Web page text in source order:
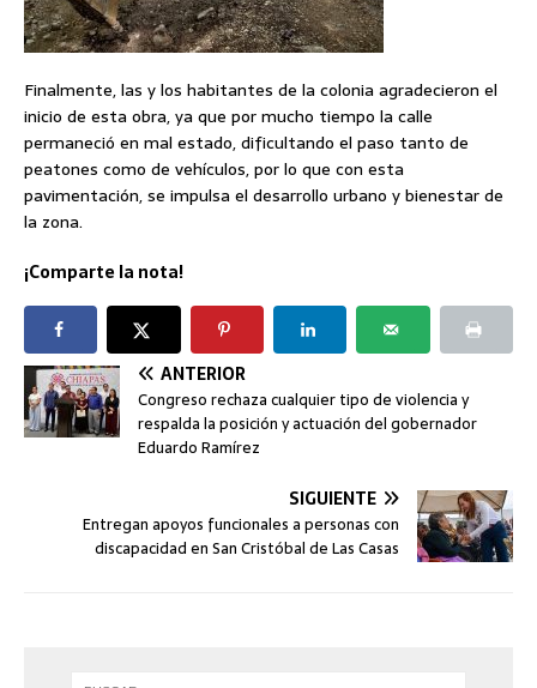
Finalmente, las y los habitantes de la colonia agradecieron el
inicio de esta obra, ya que por mucho tiempo la calle
permaneció en mal estado, dificultando el paso tanto de
peatones como de vehículos, por lo que con esta
pavimentación, se impulsa el desarrollo urbano y bienestar de
la zona.
¡Comparte la nota!
ANTERIOR
Congreso rechaza cualquier tipo de violencia y
respalda la posición y actuación del gobernador
Eduardo Ramírez
SIGUIENTE
Entregan apoyos funcionales a personas con
discapacidad en San Cristóbal de Las Casas